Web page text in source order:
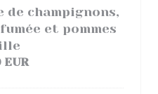
champignons,
et pommes
EUR